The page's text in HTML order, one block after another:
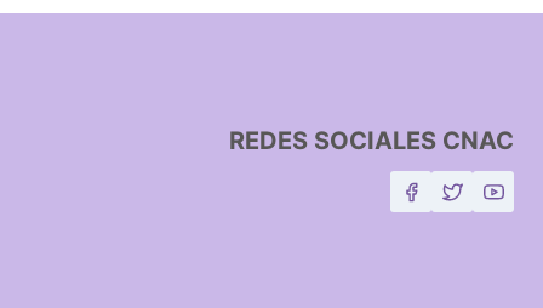
REDES SOCIALES CNAC